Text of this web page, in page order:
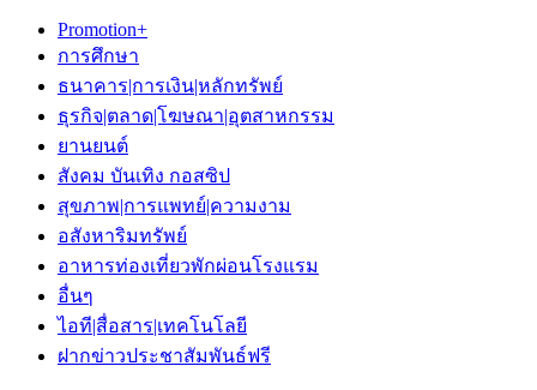
Promotion+
การศึกษา
ธนาคาร|การเงิน|หลักทรัพย์
ธุรกิจ|ตลาด|โฆษณา|อุตสาหกรรม
ยานยนต์
สังคม บันเทิง กอสซิป
สุขภาพ|การแพทย์|ความงาม
อสังหาริมทรัพย์
อาหารท่องเที่ยวพักผ่อนโรงแรม
อื่นๆ
ไอที|สื่อสาร|เทคโนโลยี
ฝากข่าวประชาสัมพันธ์ฟรี